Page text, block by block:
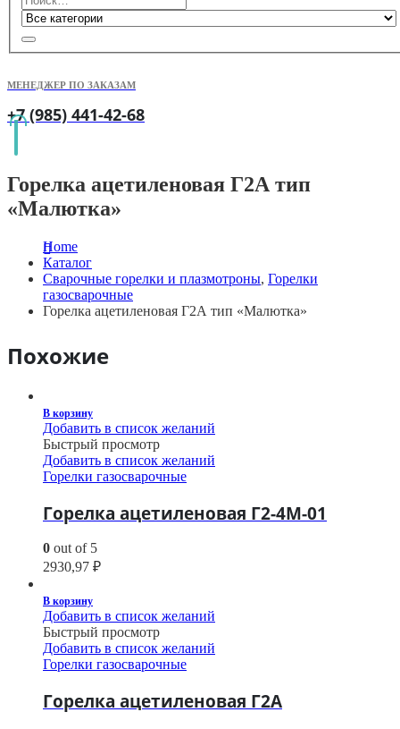
МЕНЕДЖЕР ПО ЗАКАЗАМ
+7 (985) 441-42-68
Горелка ацетиленовая Г2А тип
«Малютка»
Home
Каталог
Сварочные горелки и плазмотроны, Горелки
газосварочные
Горелка ацетиленовая Г2А тип «Малютка»
Похожие
В корзину
Добавить в список желаний
Быстрый просмотр
Добавить в список желаний
Горелки газосварочные
Горелка ацетиленовая Г2-4М-01
0 out of 5
2930,97 ₽
В корзину
Добавить в список желаний
Быстрый просмотр
Добавить в список желаний
Горелки газосварочные
Горелка ацетиленовая Г2А